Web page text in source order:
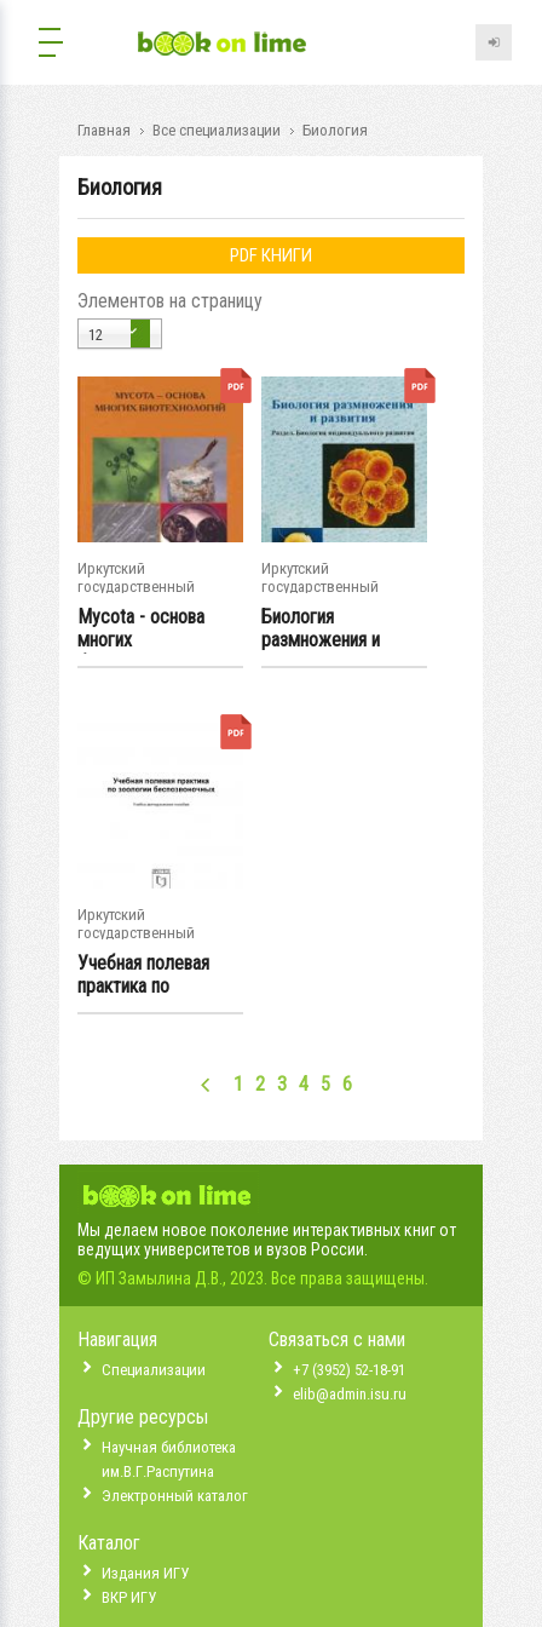
Главная Все специализации Биология
Биология
PDF КНИГИ
Элементов на страницу
12
Иркутский
государственный
университет
Mycota - основа
многих
биотехнологий
Иркутский
государственный
университет
Биология
размножения и
развития. Раздел.
Иркутский
государственный
университет
Учебная полевая
практика по
зоологии...
1 2 3 4 5 6
Мы делаем новое поколение интерактивных книг от
ведущих университетов и вузов России.
© ИП Замылина Д.В., 2023. Все права защищены.
Навигация
Специализации
Другие ресурсы
Научная библиотека
им.В.Г.Распутина
Электронный каталог
Каталог
Издания ИГУ
ВКР ИГУ
Связаться с нами
+7 (3952) 52-18-91
elib@admin.isu.ru